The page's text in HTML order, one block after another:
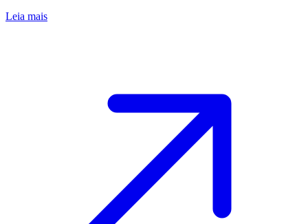
Leia mais